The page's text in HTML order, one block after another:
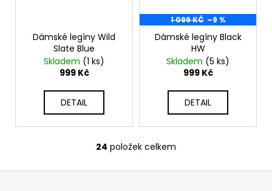
Dámské legíny Wild
Slate Blue
Skladem (1 ks)
999 Kč
DETAIL
1 099 KČ –9 %
Dámské legíny Black
HW
Skladem (5 ks)
999 Kč
DETAIL
O
v
24 položek celkem